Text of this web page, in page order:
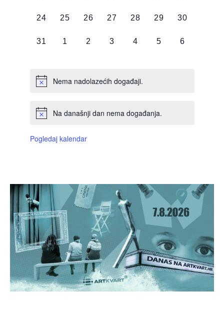
0
24
0
25
0
26
0
27
0
28
0
29
0
30
0
31
0
1
0
2
0
3
0
4
0
5
0
6
Nema nadolazećih događaji.
Na današnji dan nema događanja.
Pogledaj kalendar